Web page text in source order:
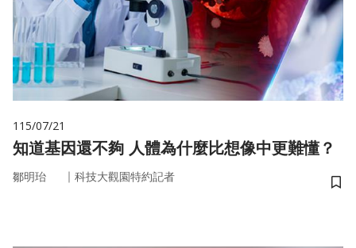
115/07/21
知道基因還不夠 人體為什麼比想像中更難懂？
鄒明珆 ｜ 科技大觀園特約記者
儲